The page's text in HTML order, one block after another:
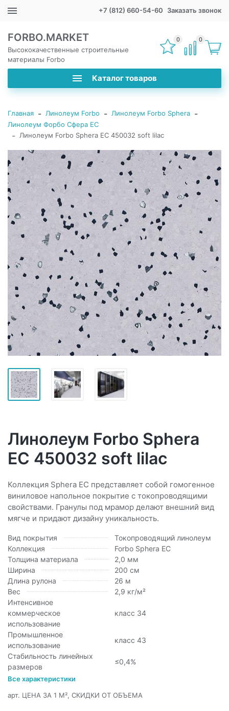
+7 (812) 660-54-60 Заказать звонок
FORBO.MARKET
Высококачественные строительные
материалы Forbo
Каталог товаров
0 0
Главная - Линолеум Forbo - Линолеум Forbo Sphera -
Линолеум Форбо Сфера ЕС
- Линолеум Forbo Sphera EC 450032 soft lilac
Линолеум Forbo Sphera
EC 450032 soft lilac
Коллекция Sphera ЕС представляет собой гомогенное
виниловое напольное покрытие с токопроводящими
свойствами. Гранулы под мрамор делают внешний вид
мягче и придают дизайну уникальность.
Вид покрытия
Токопроводящий линолеум
Коллекция
Forbo Sphera EC
Толщина материала
2,0 мм
Ширина
200 см
Длина рулона
26 м
Вес
2,9 кг/м²
Интенсивное
коммерческое
использование
класс 34
Промышленное
использование
класс 43
Стабильность линейных
размеров
≤0,4%
Все характеристики
арт. ЦЕНА ЗА 1 М², СКИДКИ ОТ ОБЪЕМА